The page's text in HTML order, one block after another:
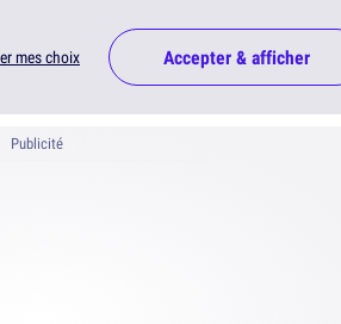
mes choix Accepter & afficher
Publicité